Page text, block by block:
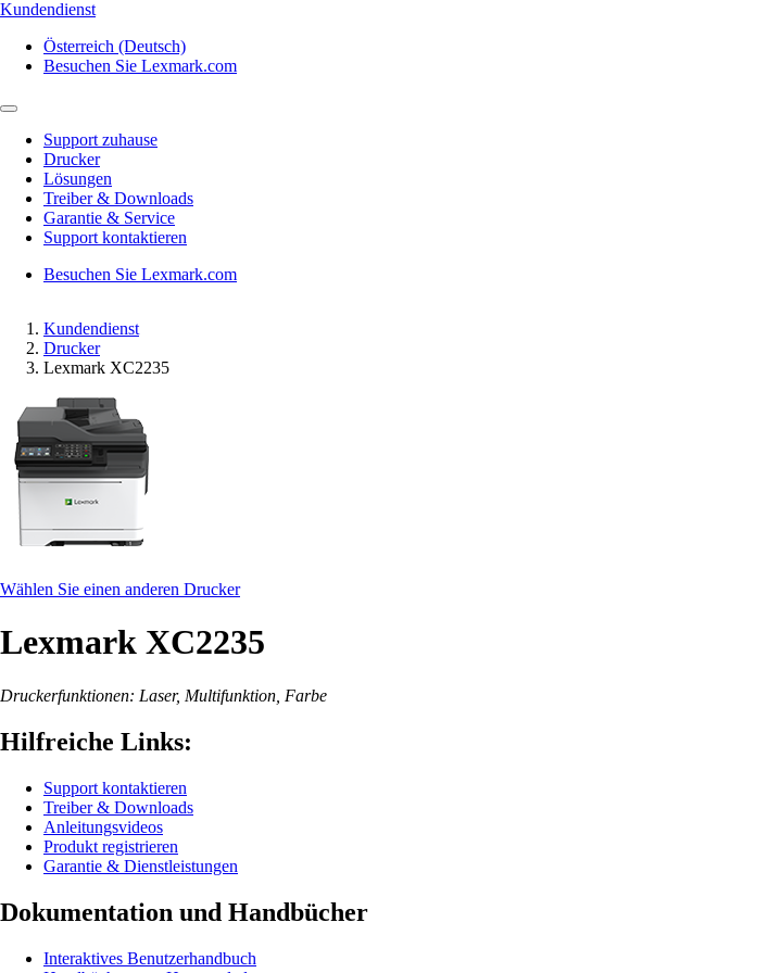
Kundendienst
Österreich (Deutsch)
Besuchen Sie Lexmark.com
Support zuhause
Drucker
Lösungen
Treiber & Downloads
Garantie & Service
Support kontaktieren
Besuchen Sie Lexmark.com
Kundendienst
Drucker
Lexmark XC2235
Wählen Sie einen anderen Drucker
Lexmark XC2235
Druckerfunktionen: Laser, Multifunktion, Farbe
Hilfreiche Links:
Support kontaktieren
Treiber & Downloads
Anleitungsvideos
Produkt registrieren
Garantie & Dienstleistungen
Dokumentation und Handbücher
Interaktives Benutzerhandbuch